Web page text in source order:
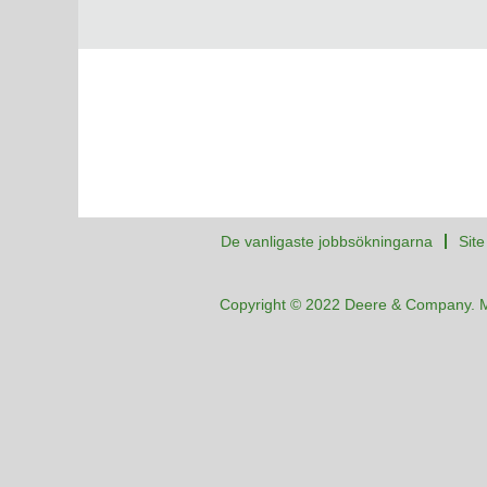
De vanligaste jobbsökningarna
Copyright © 2022 Deere & Company.